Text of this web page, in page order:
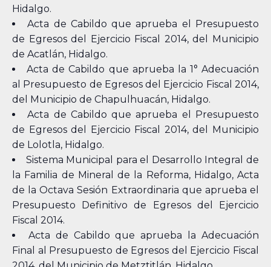
Hidalgo.
Acta de Cabildo que aprueba el Presupuesto
de Egresos del Ejercicio Fiscal 2014, del Municipio
de Acatlán, Hidalgo.
Acta de Cabildo que aprueba la 1° Adecuación
al Presupuesto de Egresos del Ejercicio Fiscal 2014,
del Municipio de Chapulhuacán, Hidalgo.
Acta de Cabildo que aprueba el Presupuesto
de Egresos del Ejercicio Fiscal 2014, del Municipio
de Lolotla, Hidalgo.
Sistema Municipal para el Desarrollo Integral de
la Familia de Mineral de la Reforma, Hidalgo, Acta
de la Octava Sesión Extraordinaria que aprueba el
Presupuesto Definitivo de Egresos del Ejercicio
Fiscal 2014.
Acta de Cabildo que aprueba la Adecuación
Final al Presupuesto de Egresos del Ejercicio Fiscal